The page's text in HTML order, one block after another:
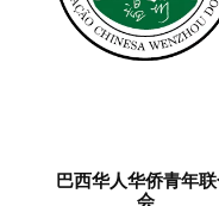
巴西华人华侨青年
会